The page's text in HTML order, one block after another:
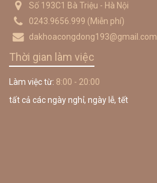
Số 193C1 Bà Triệu - Hà Nội
0243.9656.999 (Miễn phí)
dakhoacongdong193@gmail.com
Thời gian làm việc
Làm việc từ: 8:00 - 20:00
tất cả các ngày nghỉ, ngày lễ, tết